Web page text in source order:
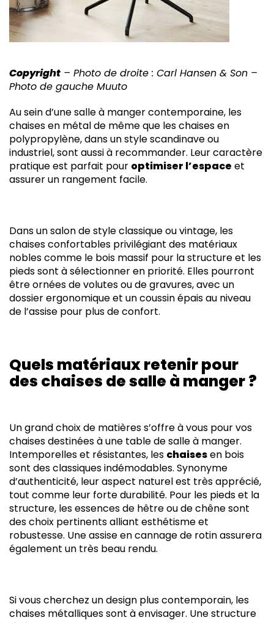
Copyright – Photo de droite : Carl Hansen & Son –
Photo de gauche Muuto
Au sein d’une salle à manger contemporaine, les
chaises en métal de même que les chaises en
polypropylène, dans un style scandinave ou
industriel, sont aussi à recommander. Leur caractère
pratique est parfait pour optimiser l’espace et
assurer un rangement facile.
Dans un salon de style classique ou vintage, les
chaises confortables privilégiant des matériaux
nobles comme le bois massif pour la structure et les
pieds sont à sélectionner en priorité. Elles pourront
être ornées de volutes ou de gravures, avec un
dossier ergonomique et un coussin épais au niveau
de l’assise pour plus de confort.
Quels matériaux retenir pour
des chaises de salle à manger ?
Un grand choix de matières s’offre à vous pour vos
chaises destinées à une table de salle à manger.
Intemporelles et résistantes, les chaisesen bois
sont des classiques indémodables. Synonyme
d’authenticité, leur aspect naturel est très apprécié,
tout comme leur forte durabilité. Pour les pieds et la
structure, les essences de hêtre ou de chêne sont
des choix pertinents alliant esthétisme et
robustesse. Une assise en cannage de rotin assurera
également un très beau rendu.
Si vous cherchez un design plus contemporain, les
chaises métalliques sont à envisager. Une structure